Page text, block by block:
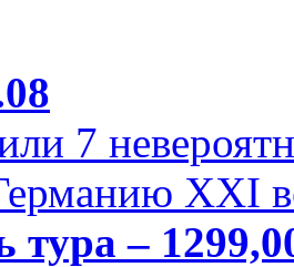
7
XXI
тура –